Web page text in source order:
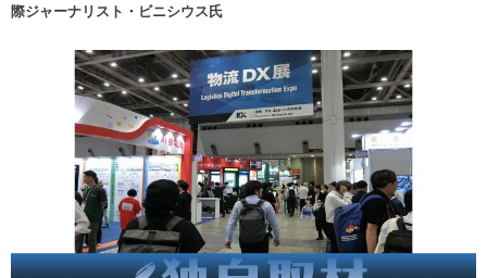
際ジャーナリスト・ビニシウス氏